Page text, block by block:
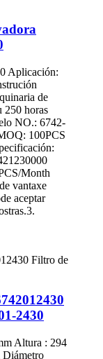
Aplicación:
de
250 horas
NO.: 6742-
100PCS
Month
vantaxe
aceptar
2430
Altura : 294
Diámetro